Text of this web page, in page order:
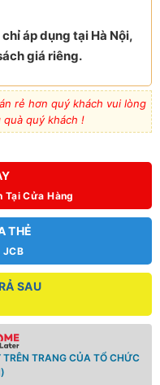
áp dụng tại Hà Nội,
giá riêng.
rẻ hơn quý khách vui lòng
quà quý khách !
Tại Cửa Hàng
THẺ
SAU
TRANG CỦA TỔ CHỨC